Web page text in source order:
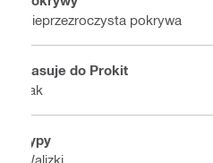
Nieprzezroczysta pokrywa
Pasuje do Prokit
Tak
Typy
Walizki